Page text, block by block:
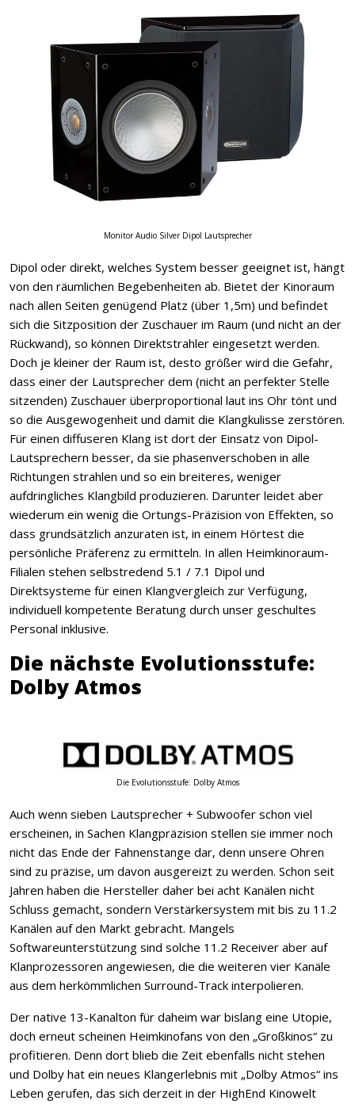
Monitor Audio Silver Dipol Lautsprecher
Dipol oder direkt, welches System besser geeignet ist, hängt
von den räumlichen Begebenheiten ab. Bietet der Kinoraum
nach allen Seiten genügend Platz (über 1,5m) und befindet
sich die Sitzposition der Zuschauer im Raum (und nicht an der
Rückwand), so können Direktstrahler eingesetzt werden.
Doch je kleiner der Raum ist, desto größer wird die Gefahr,
dass einer der Lautsprecher dem (nicht an perfekter Stelle
sitzenden) Zuschauer überproportional laut ins Ohr tönt und
so die Ausgewogenheit und damit die Klangkulisse zerstören.
Für einen diffuseren Klang ist dort der Einsatz von Dipol-
Lautsprechern besser, da sie phasenverschoben in alle
Richtungen strahlen und so ein breiteres, weniger
aufdringliches Klangbild produzieren. Darunter leidet aber
wiederum ein wenig die Ortungs-Präzision von Effekten, so
dass grundsätzlich anzuraten ist, in einem Hörtest die
persönliche Präferenz zu ermitteln. In allen Heimkinoraum-
Filialen stehen selbstredend 5.1 / 7.1 Dipol und
Direktsysteme für einen Klangvergleich zur Verfügung,
individuell kompetente Beratung durch unser geschultes
Personal inklusive.
Die nächste Evolutionsstufe:
Dolby Atmos
Die Evolutionsstufe: Dolby Atmos
Auch wenn sieben Lautsprecher + Subwoofer schon viel
erscheinen, in Sachen Klangpräzision stellen sie immer noch
nicht das Ende der Fahnenstange dar, denn unsere Ohren
sind zu präzise, um davon ausgereizt zu werden. Schon seit
Jahren haben die Hersteller daher bei acht Kanälen nicht
Schluss gemacht, sondern Verstärkersystem mit bis zu 11.2
Kanälen auf den Markt gebracht. Mangels
Softwareunterstützung sind solche 11.2 Receiver aber auf
Klanprozessoren angewiesen, die die weiteren vier Kanäle
aus dem herkömmlichen Surround-Track interpolieren.
Der native 13-Kanalton für daheim war bislang eine Utopie,
doch erneut scheinen Heimkinofans von den „Großkinos“ zu
profitieren. Denn dort blieb die Zeit ebenfalls nicht stehen
und Dolby hat ein neues Klangerlebnis mit „Dolby Atmos“ ins
Leben gerufen, das sich derzeit in der HighEnd Kinowelt